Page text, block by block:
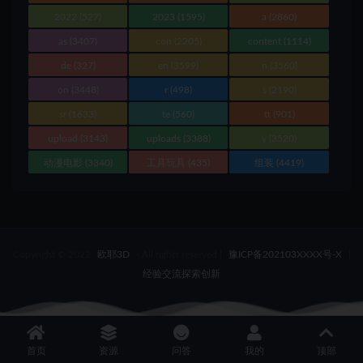
2022 (527) 2023 (1595) a (2860)
con (2205) content(1114)
en (3599) n (3560)
r (498) s (2190)
sr (1633) te (560) tt (901)
uploads (3388) (3520)
动漫电影 (3340) 组装 (4419)
欧耶3D 豫ICP备202103XXXX号-X
经验交流探索创新
首页 资源 问答 我的 顶部